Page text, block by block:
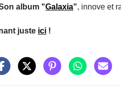
album "Galaxia", innove et
juste ici !